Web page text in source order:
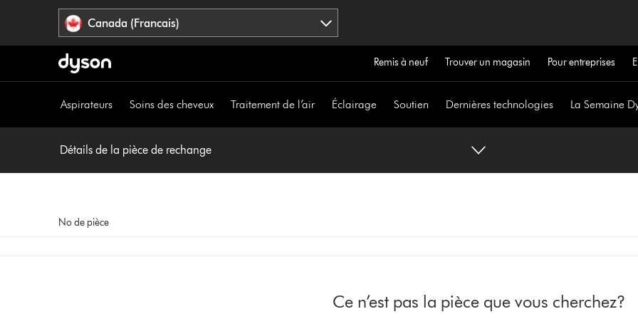
sauter
l’accessibilité
Canada (Francais)
Remis à neuf Trouver un magasin Pour entreprises
Aspirateurs Soins des cheveux Traitement de l’air Éclairage Soutien Dernières technologies La Semaine
Détails de la pièce de rechange
No de pièce
Ce n’est pas la pièce que vous cherchez?